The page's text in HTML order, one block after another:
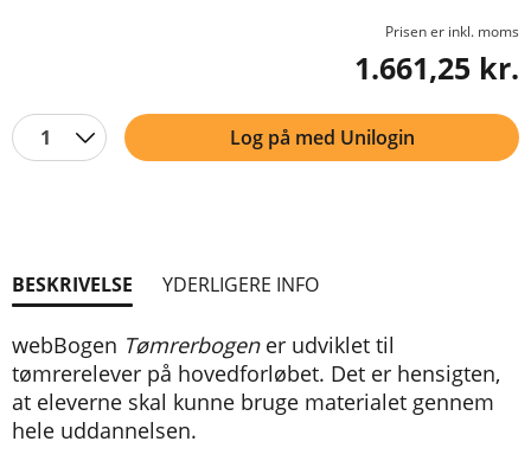
Prisen er inkl. moms
1.661,25 kr.
1 Log på med Unilogin
BESKRIVELSE YDERLIGERE INFO
webBogen Tømrerbogener udviklet til
tømrerelever på hovedforløbet. Det er hensigten,
at eleverne skal kunne bruge materialet gennem
hele uddannelsen.